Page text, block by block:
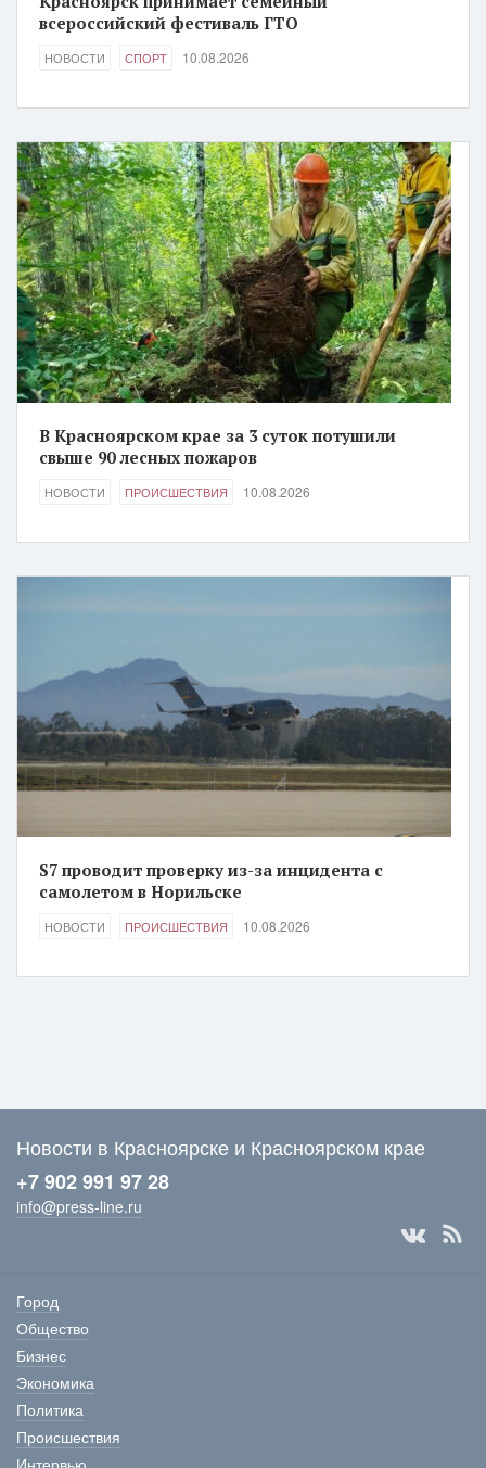
всероссийский фестиваль ГТО
НОВОСТИ СПОРТ 10.08.2026
В Красноярском крае за 3 суток потушили
свыше 90 лесных пожаров
НОВОСТИ ПРОИСШЕСТВИЯ 10.08.2026
S7 проводит проверку из-за инцидента с
самолетом в Норильске
НОВОСТИ ПРОИСШЕСТВИЯ 10.08.2026
Новости в Красноярске и Красноярском крае
+7 902 991 97 28
info@press-line.ru
Город
Общество
Бизнес
Экономика
Политика
Происшествия
Интервью